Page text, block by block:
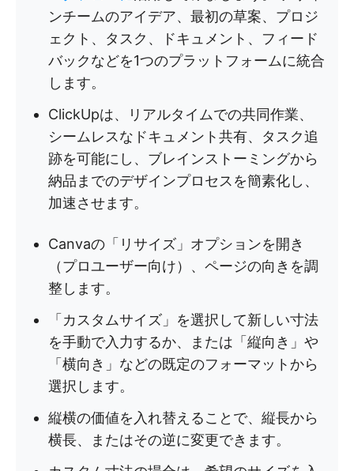
ンチームのアイデア、最初の草案、プロジ
ェクト、タスク、ドキュメント、フィード
バックなどを1つのプラットフォームに統合
します。
ClickUpは、リアルタイムでの共同作業、
シームレスなドキュメント共有、タスク追
跡を可能にし、ブレインストーミングから
納品までのデザインプロセスを簡素化し、
加速させます。
Canvaの「リサイズ」オプションを開き
（プロユーザー向け）、ページの向きを調
整します。
「カスタムサイズ」を選択して新しい寸法
を手動で入力するか、または「縦向き」や
「横向き」などの既定のフォーマットから
選択します。
縦横の価値を入れ替えることで、縦長から
横長、またはその逆に変更できます。